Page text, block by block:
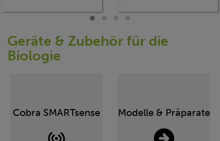
Geräte & Zubehör für die
Biologie
Cobra SMARTsense Modelle & Präparate